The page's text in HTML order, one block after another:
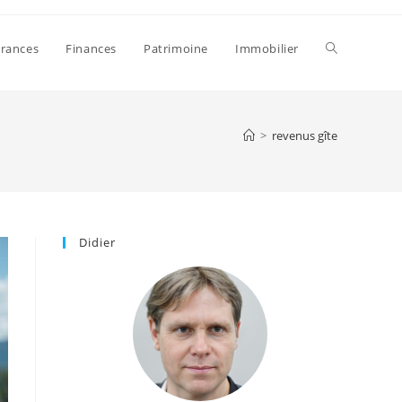
Finances Patrimoine Immobilier Toggle
> revenus gîte
Didier